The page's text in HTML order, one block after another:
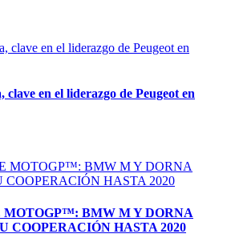
en el liderazgo de Peugeot en
BMW M Y DORNA
COOPERACIÓN HASTA 2020